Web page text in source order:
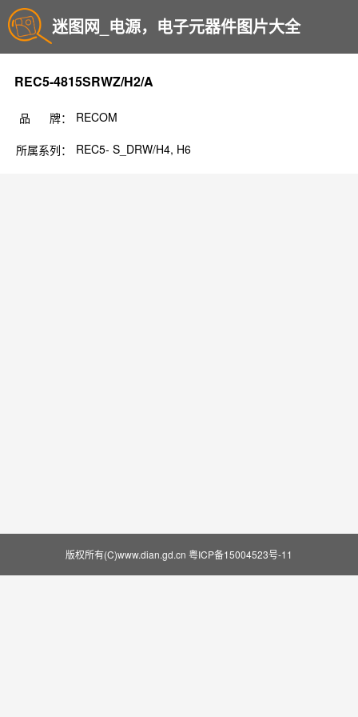
迷图网_电源，电子元器件图片大全
REC5-4815SRWZ/H2/A
品 牌： RECOM
所属系列： REC5- S_DRW/H4, H6
版权所有(C)www.dian.gd.cn 粤ICP备15004523号-11